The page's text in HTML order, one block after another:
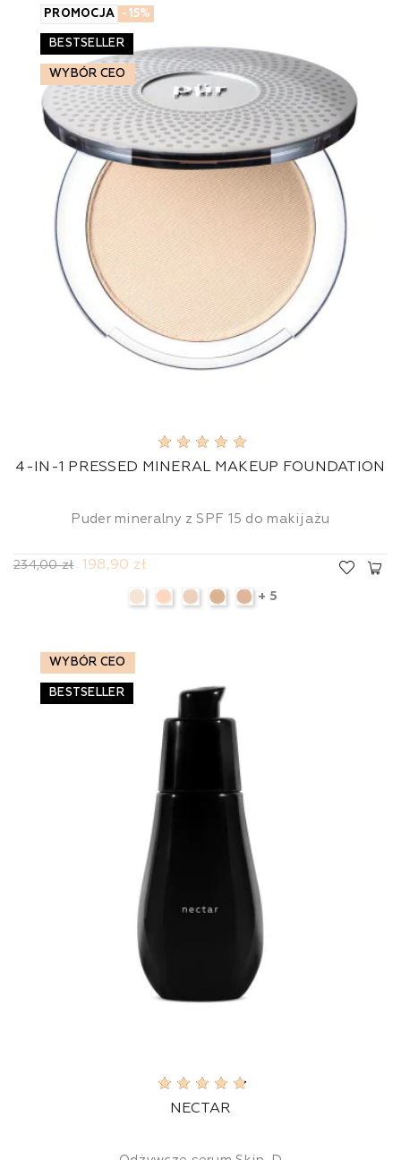
PROMOCJA -15%
BESTSELLER
WYBÓR CEO
4-IN-1 PRESSED MINERAL MAKEUP FOUNDATION
Puder mineralny z SPF 15 do makijażu
234,00 zł 198,90 zł
+ 5
WYBÓR CEO
BESTSELLER
NECTAR